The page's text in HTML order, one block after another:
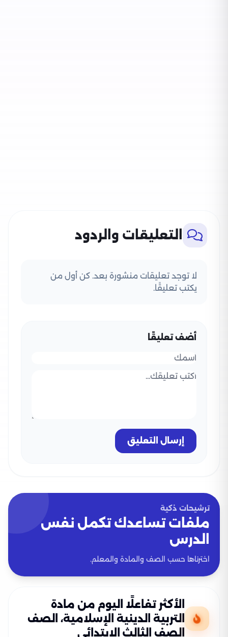
التعليقات والردود
لا توجد تعليقات منشورة بعد. كن أول من
يكتب تعليقًا.
أضف تعليقًا
إرسال التعليق
ترشيحات ذكية
ملفات تساعدك تكمل نفس
الدرس
اخترناها حسب الصف والمادة والمعلم.
الأكثر تفاعلًا اليوم من مادة
التربية الدينية الإسلامية، الصف
الصف الثالث الإبتدائي